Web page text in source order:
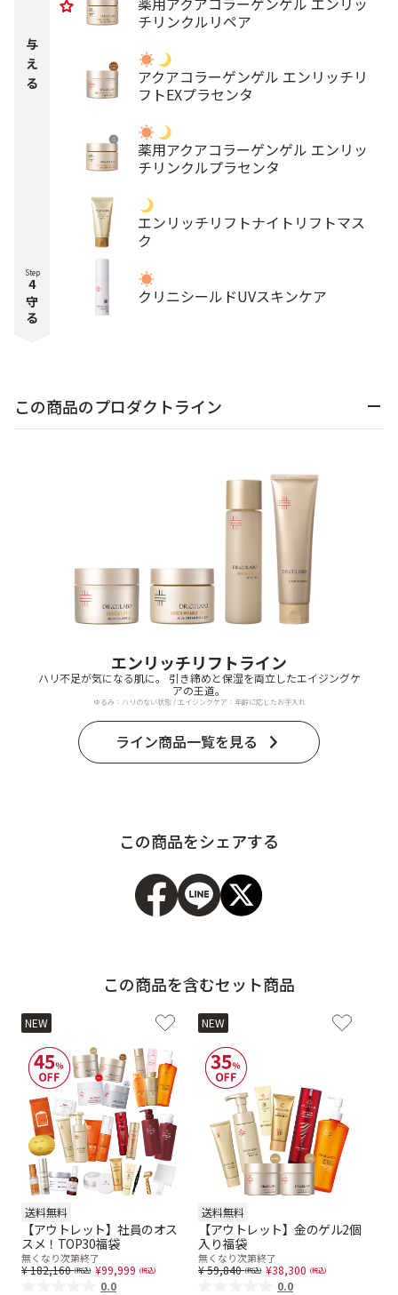
与
え
る
チリンクルリペア
アクアコラーゲンゲル エンリッチリ
フトEXプラセンタ
薬用アクアコラーゲンゲル エンリッ
チリンクルプラセンタ
エンリッチリフトナイトリフトマス
ク
Step
4
守
る
クリニシールドUVスキンケア
この商品のプロダクトライン
エンリッチリフトライン
ハリ不足が気になる肌に。 引き締めと保湿を両立したエイジングケ
アの王道。
ゆるみ：ハリのない状態 / エイジングケア：年齢に応じたお手入れ
ライン商品一覧を見る
この商品をシェアする
この商品を含むセット商品
NEW
送料無料
【アウトレット】社員のオス
スメ！TOP30福袋
無くなり次第終了
Price reduced from
182,160to
99,999
0.0
NEW
送料無料
【アウトレット】金のゲル2個
入り福袋
無くなり次第終了
Price reduced from
59,840to
38,300
0.0